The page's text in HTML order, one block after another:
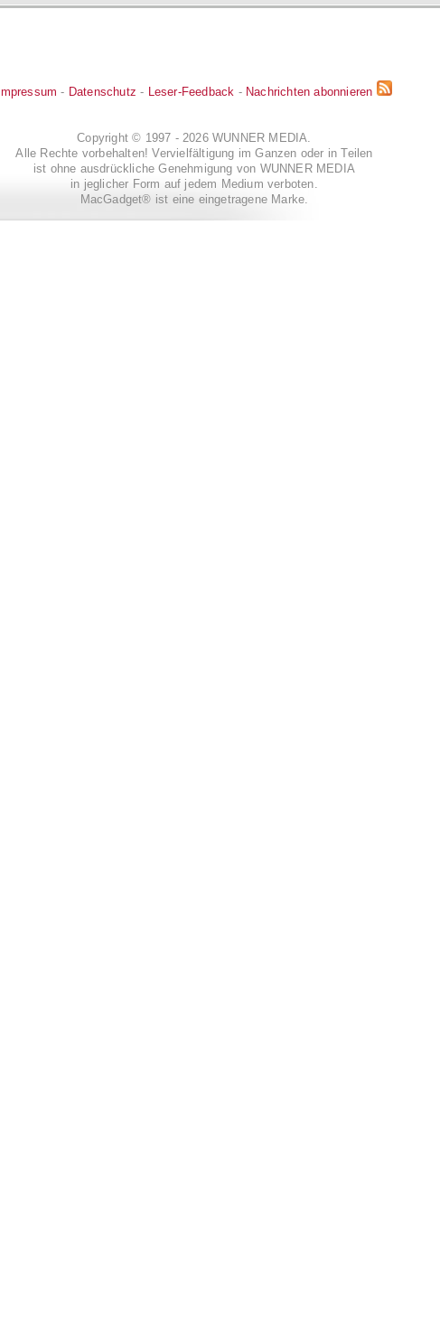
Impressum - Datenschutz - Leser-Feedback - Nachrichten abonnieren
Copyright © 1997 - 2026 WUNNER MEDIA.
Alle Rechte vorbehalten! Vervielfältigung im Ganzen oder in Teilen
ist ohne ausdrückliche Genehmigung von WUNNER MEDIA
in jeglicher Form auf jedem Medium verboten.
MacGadget® ist eine eingetragene Marke.